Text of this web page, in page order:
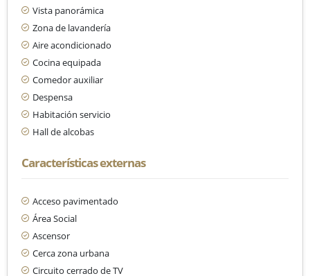
Vista panorámica
Zona de lavandería
Aire acondicionado
Cocina equipada
Comedor auxiliar
Despensa
Habitación servicio
Hall de alcobas
Características externas
Acceso pavimentado
Área Social
Ascensor
Cerca zona urbana
Circuito cerrado de TV